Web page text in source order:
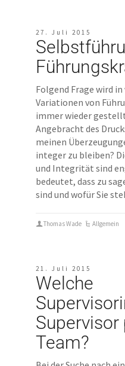
27. Juli 2015
Folgend Frage wird
Variationen von
immer wieder
Angebracht des
meinen
integer zu bleiben?
und Integrität sind
bedeutet, dass zu
sind und wofür Sie
Thomas Wade Allgemein
21. Juli 2015
Welche
Team?